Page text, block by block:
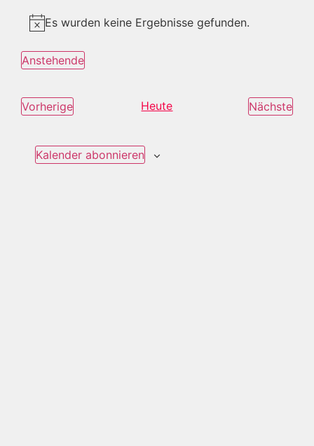
Hinweis
Es wurden keine Ergebnisse gefunden.
Anstehende
Datum
VorherigeVeranstaltungenHeute Nächste
Kalender abonnieren